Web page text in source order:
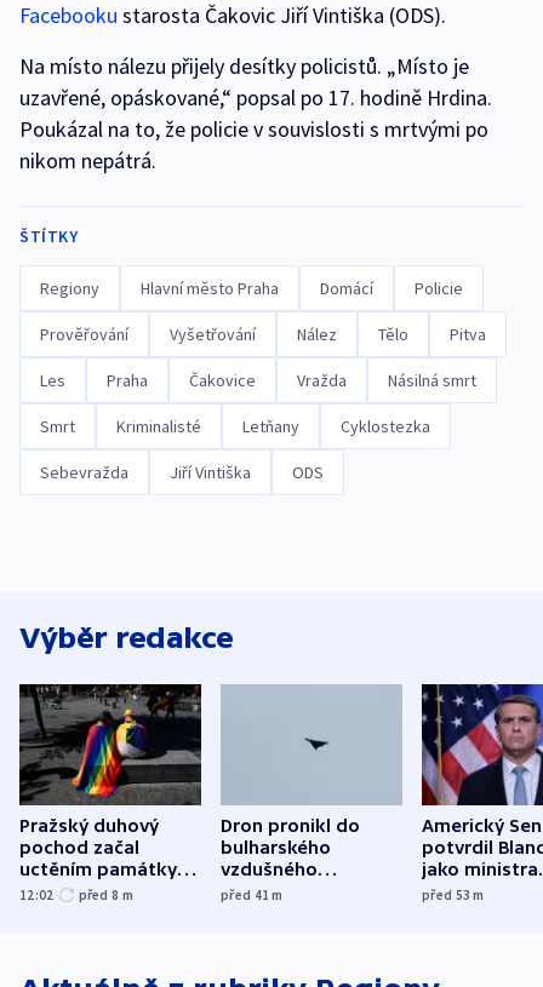
Facebooku starosta Čakovic Jiří Vintiška (ODS).
Na místo nálezu přijely desítky policistů. „Místo je
uzavřené, opáskované,“ popsal po 17. hodině Hrdina.
Poukázal na to, že policie v souvislosti s mrtvými po
nikom nepátrá.
ŠTÍTKY
Regiony Hlavní město Praha Domácí Policie
Prověřování Vyšetřování Nález Tělo Pitva
Les Praha Čakovice Vražda Násilná smrt
Smrt Kriminalisté Letňany Cyklostezka
Sebevražda Jiří Vintiška ODS
Výběr redakce
Pražský duhový
pochod začal
uctěním památky
obětí berlínského
12:02 před 8 m
Dron pronikl do
bulharského
vzdušného
prostoru,
před 41m
Americký
potvrdil
jako ministra
před 53m